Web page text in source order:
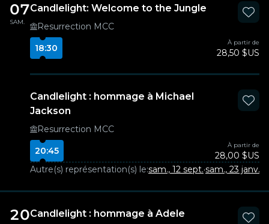
07
SAM.
Candlelight: Welcome to the Jungle
Resurrection MCC
18:30
À partir de
28,50 $US
Candlelight : hommage à Michael
Jackson
Resurrection MCC
20:45
À partir de
28,00 $US
Autre(s) représentation(s) le:sam., 12 sept.·sam., 23 janv.
20Candlelight : hommage à Adele